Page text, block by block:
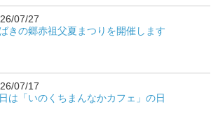
07/27
きの郷赤祖父夏まつりを開催します
07/17
は「いのくちまんなかカフェ」の日